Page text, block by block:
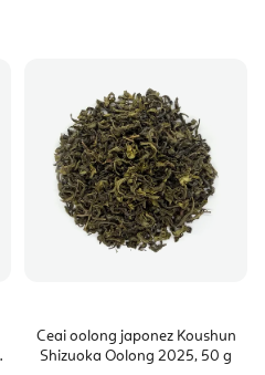
Ceai oolong japonez Koushun
Shizuoka Oolong 2025, 50 g